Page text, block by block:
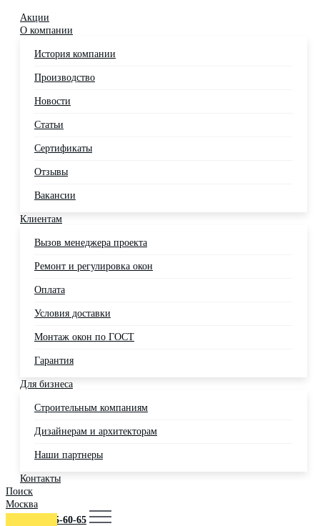
Акции
О компании
История компании
Производство
Новости
Статьи
Сертификаты
Отзывы
Вакансии
Клиентам
Вызов менеджера проекта
Ремонт и регулировка окон
Оплата
Условия доставки
Монтаж окон по ГОСТ
Гарантия
Для бизнеса
Строительным компаниям
Дизайнерам и архитекторам
Наши партнеры
Контакты
Поиск
Москва
+7 (495) 725-60-65